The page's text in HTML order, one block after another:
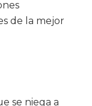
de la mejor
se niega a